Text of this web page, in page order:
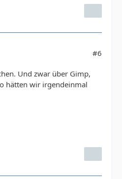
#6
Und zwar über Gimp,
hätten wir irgendeinmal